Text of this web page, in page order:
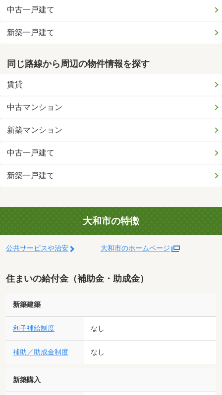
中古一戸建て
新築一戸建て
同じ路線から周辺の物件情報を探す
賃貸
中古マンション
新築マンション
中古一戸建て
新築一戸建て
大和市の特徴
公共サービスや治安 大和市のホームページ
住まいの給付金（補助金・助成金）
新築建築
利子補給制度 なし
補助／助成金制度 なし
新築購入